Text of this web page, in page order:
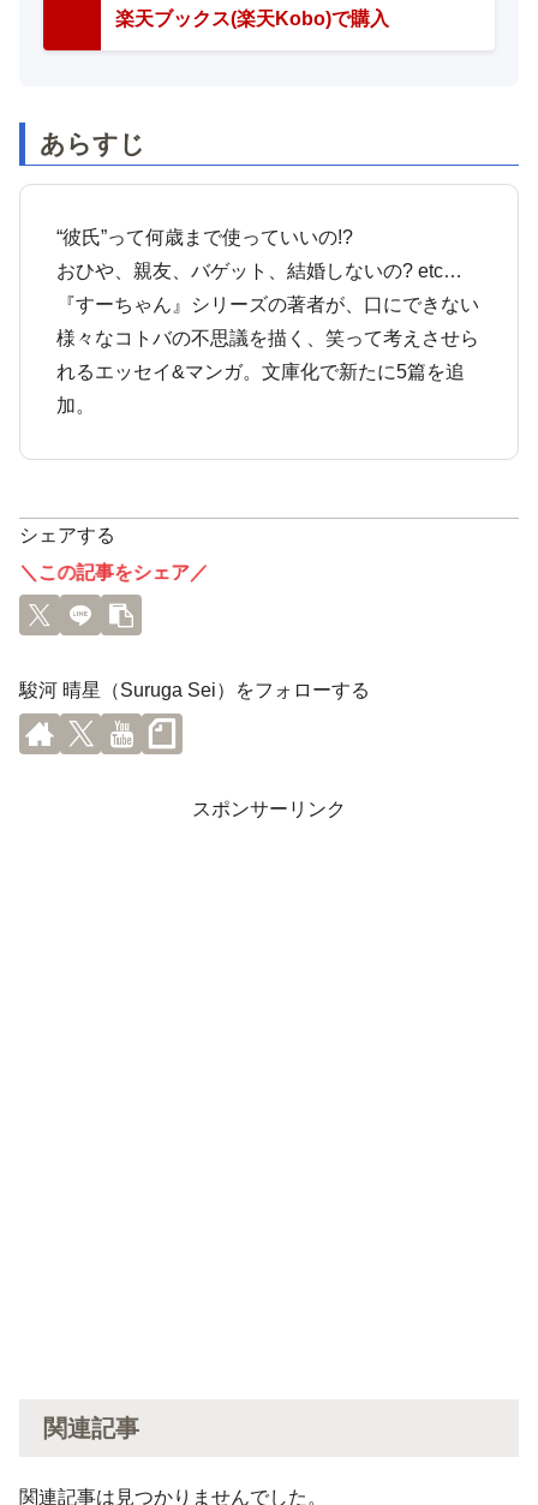
楽天ブックス(楽天Kobo)で購入
あらすじ
“彼氏”って何歳まで使っていいの!?
おひや、親友、バゲット、結婚しないの? etc…
『すーちゃん』シリーズの著者が、口にできない
様々なコトバの不思議を描く、笑って考えさせら
れるエッセイ&マンガ。文庫化で新たに5篇を追
加。
シェアする
＼この記事をシェア／
駿河 晴星（Suruga Sei）をフォローする
スポンサーリンク
関連記事
関連記事は見つかりませんでした。